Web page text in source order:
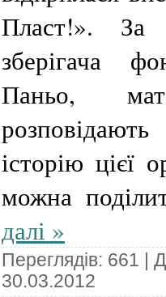
Пласт!». За
зберігача
Паньо,
історію цієї
можна
далі »
Переглядів: 661 |
30.03.2012